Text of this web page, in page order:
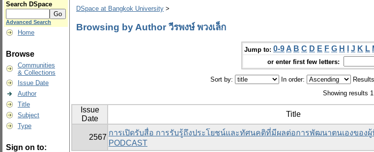
Search DSpace
Advanced Search
Home
Browse
Communities
& Collections
Issue Date
Author
Title
Subject
Type
Sign on to:
DSpace at Bangkok University >
Browsing by Author วีรพงษ์ พวงเล็ก
Jump to: 0-9 A B C D E F G H J K L
or enter first few letters:
Sort by: In order:
Showing results
Issue
Date
Title
2567
การเปิดรับสื่อ การรับรู้ถึงประโยชน์และทัศนคติที่มีผลต่อการพัฒนาตนเองของผู้
PODCAST